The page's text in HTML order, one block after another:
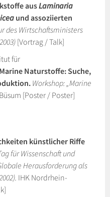
ausLaminaria
und assoziierten
des Wirtschaftsministers
[Vortrag / Talk]
für
Marine Naturstoffe: Suche,
Workshop: „Marine
Büsum [Poster / Poster]
künstlicher Riffe
für Wissenschaft und
Herausforderung als
IHK Nordrhein-